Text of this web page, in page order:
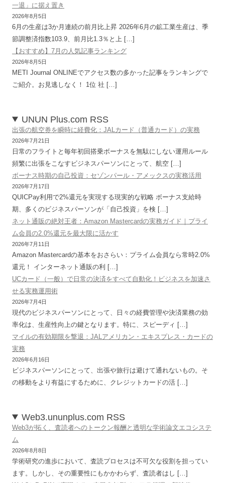
一退」に据え置き
2026年8月5日
6月の生産は3か月連続の前月比上昇 2026年6月の鉱工業生産は、季
節調整済指数103.9、前月比1.3％と上 […]
【おすすめ】7月の人気記事ランキング
2026年8月5日
METI Journal ONLINEでアクセス数の多かった記事をランキングで
ご紹介。お見逃しなく！ 1位 社 […]
UNUN Plus.com RSS
出張の航空券を瞬時に経費化：JALカード（普通カード）の実務
2026年7月21日
日常のフライトと毎年初回搭乗ボーナスを無駄にしない運用ルール
頻繁に出張をこなすビジネスパーソンにとって、航空 […]
ボーナス時期の自己投資：セゾンパール・アメックスの実務活用
2026年7月17日
QUICPay利用で2%還元を実現する現実的な戦略 ボーナス支給時
期、多くのビジネスパーソンが「自己投資」を検 […]
ネット通販の絶対王者：Amazon Mastercardの実務ガイド｜プライ
ム会員の2.0%還元を最大限に活かす
2026年7月11日
Amazon Mastercardの基本をおさらい：プライム会員なら常時2.0%
還元！ インターネット通販の利 […]
UCカード（一般）で日常の決済をすべて自動化！ビジネスを加速さ
せる実務運用術
2026年7月4日
現代のビジネスパーソンにとって、日々の経費管理や決済業務の効
率化は、生産性向上の鍵となります。特に、スピーディ […]
マイルの有効期限を撃退：JALアメリカン・エキスプレス・カードの
実務
2026年6月16日
ビジネスパーソンにとって、出張や旅行は避けて通れないもの。そ
の移動をより有益にするために、クレジットカードの活 […]
Web3.ununplus.com RSS
Web3が拓く、査読者へのトークン報酬と透明な学術論文エコシステ
ム
2026年8月8日
学術研究の進歩において、査読プロセスは不可欠な役割を担ってい
ます。しかし、その重要性にもかかわらず、査読者はし […]